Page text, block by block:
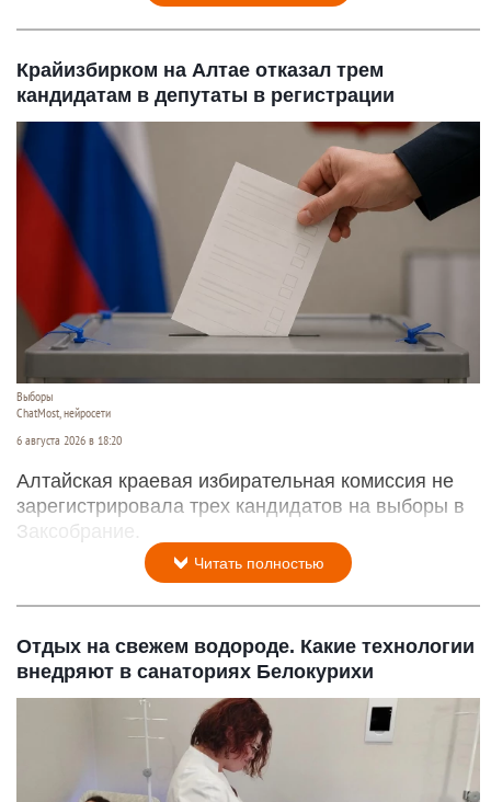
Крайизбирком на Алтае отказал трем
кандидатам в депутаты в регистрации
Выборы
ChatMost, нейросети
6 августа 2026 в 18:20
Алтайская краевая избирательная комиссия не
зарегистрировала трех кандидатов на выборы в
Заксобрание.
Читать полностью
Отдых на свежем водороде. Какие технологии
внедряют в санаториях Белокурихи